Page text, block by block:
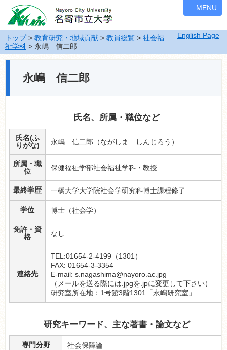
ナ
ビ
ゲ
ー
シ
ョ
English Page
MENU
トップ> 教育研究・地域貢献 > 教員総覧 > 社会福
祉学科 > 永嶋 信二郎
永嶋 信二郎
氏名、所属・職位など
氏名(ふ
りがな)
永嶋 信二郎（ながしま しんじろう）
所属・職
位
保健福祉学部社会福祉学科・教授
最終学歴 一橋大学大学院社会学研究科博士課程修了
学位 博士（社会学）
免許・資
格
なし
連絡先
TEL:01654-2-4199（1301）
FAX: 01654-3-3354
E-mail: s.nagashima@nayoro.ac.jpg
（メールを送る際には.jpgを.jpに変更して下さい）
研究室所在地：1号館3階1301「永嶋研究室」
研究キーワード、主な著書・論文など
専門分野 社会保障論